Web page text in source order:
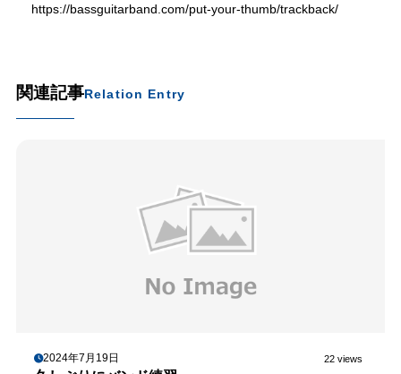
https://bassguitarband.com/put-your-thumb/trackback/
関連記事Relation Entry
2024年7月19日 22 views